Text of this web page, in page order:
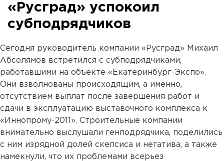
«Русград» успокоил
субподрядчиков
Cегодня руководитель компании «Русград» Михаил
Абсолямов встретился с субподрядчиками,
работавшими на объекте «Екатеринбург-Экспо».
Они взволнованы происходящим, а именно,
отсутствием выплат после завершения работ и
сдачи в эксплуатацию выставочного комплекса к
«Иннопрому-2011». Строительные компании
внимательно выслушали генподрядчика, поделились
с ним изрядной долей скепсиса и негатива, а также
намекнули, что их проблемами всерьез